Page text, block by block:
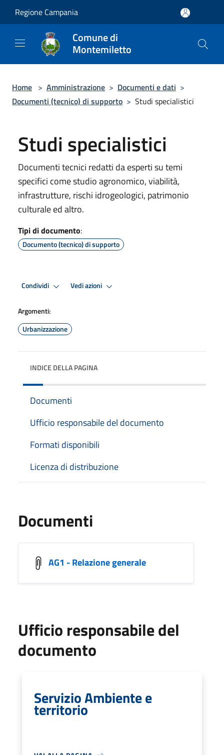
Regione Campania
Comune di
Montemiletto
Home > Amministrazione > Documenti e dati >
Documenti (tecnico) di supporto > Studi specialistici
Studi specialistici
Documenti tecnici redatti da esperti su temi
specifici come studio agronomico, viabilità,
infrastrutture, rischi idrogeologici, patrimonio
culturale ed altro.
Tipi di documento:
Documento (tecnico) di supporto
Condividi Vedi azioni
Argomenti:
Urbanizzazione
INDICE DELLA PAGINA
Documenti
Ufficio responsabile del documento
Formati disponibili
Licenza di distribuzione
Documenti
AG1 - Relazione generale
Ufficio responsabile del
documento
Servizio Ambiente e
territorio